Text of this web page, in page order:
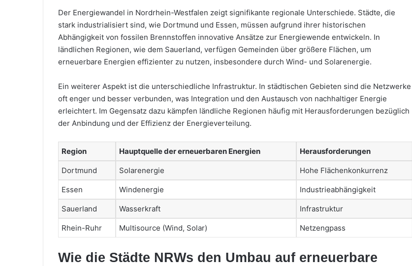
Der Energiewandel in Nordrhein-Westfalen zeigt signifikante regionale Unterschiede. Städte, die
stark industrialisiert sind, wie Dortmund und Essen, müssen aufgrund ihrer historischen
Abhängigkeit von fossilen Brennstoffen innovative Ansätze zur Energiewende entwickeln. In
ländlichen Regionen, wie dem Sauerland, verfügen Gemeinden über größere Flächen, um
erneuerbare Energien effizienter zu nutzen, insbesondere durch Wind- und Solarenergie.
Ein weiterer Aspekt ist die unterschiedliche Infrastruktur. In städtischen Gebieten sind die Netzwerke
oft enger und besser verbunden, was Integration und den Austausch von nachhaltiger Energie
erleichtert. Im Gegensatz dazu kämpfen ländliche Regionen häufig mit Herausforderungen bezüglich
der Anbindung und der Effizienz der Energieverteilung.
Region Hauptquelle der erneuerbaren Energien Herausforderungen
Dortmund Solarenergie Hohe Flächenkonkurrenz
Essen Windenergie Industrieabhängigkeit
Sauerland Wasserkraft Infrastruktur
Rhein-Ruhr Multisource (Wind, Solar) Netzengpass
Wie die Städte NRWs den Umbau auf erneuerbare